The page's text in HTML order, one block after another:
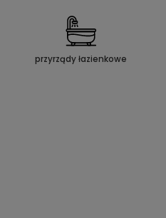
przyrządy łazienkowe